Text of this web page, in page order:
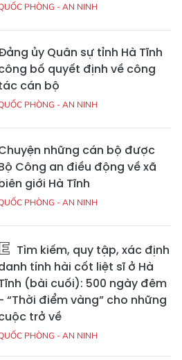
PHÒNG - AN NINH
ủy Quân sự tỉnh Hà Tĩnh
bố quyết định về công
cán bộ
PHÒNG - AN NINH
những cán bộ được
Công an điều động về xã
giới Hà Tĩnh
PHÒNG - AN NINH
Tìm kiếm, quy tập, xác định
tính hài cốt liệt sĩ ở Hà
(bài cuối): 500 ngày đêm
“Thời điểm vàng” cho những
trở về
PHÒNG - AN NINH